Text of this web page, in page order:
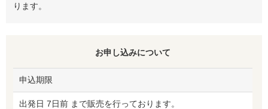
ります。
お申し込みについて
申込期限
出発日 7日前 まで販売を行っております。